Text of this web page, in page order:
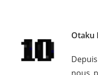
Otaku